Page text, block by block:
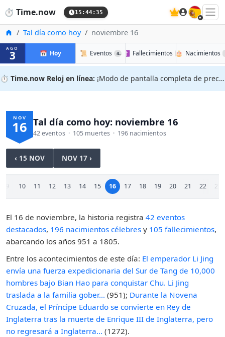
⏱️ Time.now 15:44:36 🇪🇸
InicioTal día como hoy noviembre 16
AGO
3 📅 Hoy 📜 Eventos 42 ✝️ Fallecimientos 105
🎂 Nacimientos
⏱️ Time.now Reloj en línea: ¡Modo de pantalla completa de precisión!
NOV
16 Tal día como hoy: noviembre 16
42 eventos · 105 muertes · 196 nacimientos
‹ 15 NOV NOV 17 ›
9 10 11 12 13 14 15 16 17 18 19 20 21 22 23
El 16 de noviembre, la historia registra 42 eventos
destacados, 196 nacimientos célebres y 105 fallecimientos,
abarcando los años 951 a 1805.
Entre los acontecimientos de este día: El emperador Li Jing
envía una fuerza expedicionaria del Sur de Tang de 10,000
hombres bajo Bian Hao para conquistar Chu. Li Jing
traslada a la familia gober... (951); Durante la Novena
Cruzada, el Príncipe Eduardo se convierte en Rey de
Inglaterra tras la muerte de Enrique III de Inglaterra, pero
no regresará a Inglaterra... (1272).